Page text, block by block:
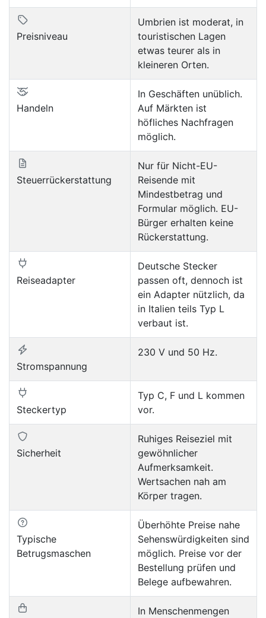
Preisniveau
Umbrien ist moderat, in
touristischen Lagen
etwas teurer als in
kleineren Orten.
Handeln
In Geschäften unüblich.
Auf Märkten ist
höfliches Nachfragen
möglich.
Steuerrückerstattung
Nur für Nicht-EU-
Reisende mit
Mindestbetrag und
Formular möglich. EU-
Bürger erhalten keine
Rückerstattung.
Reiseadapter
Deutsche Stecker
passen oft, dennoch ist
ein Adapter nützlich, da
in Italien teils Typ L
verbaut ist.
Stromspannung
230 V und 50 Hz.
Steckertyp
Typ C, F und L kommen
vor.
Sicherheit
Ruhiges Reiseziel mit
gewöhnlicher
Aufmerksamkeit.
Wertsachen nah am
Körper tragen.
Typische
Betrugsmaschen
Überhöhte Preise nahe
Sehenswürdigkeiten sind
möglich. Preise vor der
Bestellung prüfen und
Belege aufbewahren.
In Menschenmengen